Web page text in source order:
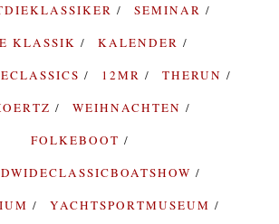
SEMINAR
KLASSIK
KALENDER
12MR
THERUN
WEIHNACHTEN
FOLKEBOOT
YACHTSPORTMUSEUM